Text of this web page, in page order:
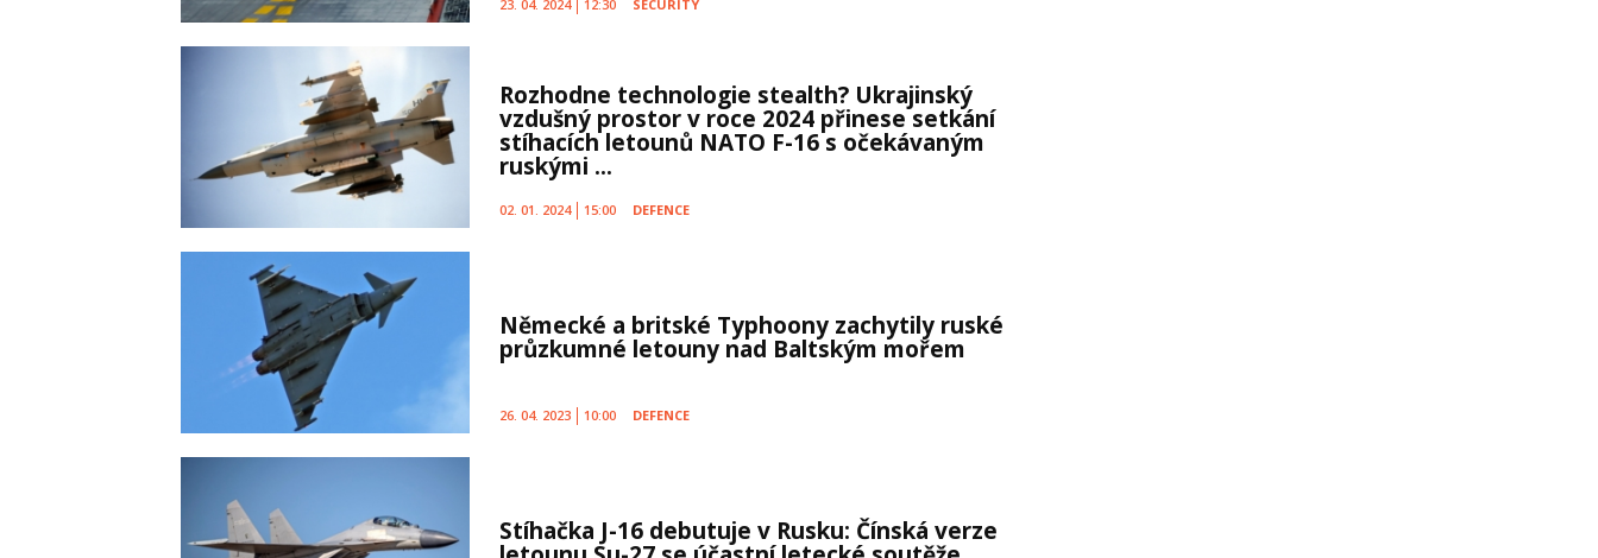
23. 04. 2024 12:30 SECURITY
Rozhodne technologie stealth? Ukrajinský
vzdušný prostor v roce 2024 přinese setkání
stíhacích letounů NATO F-16 s očekávaným
ruskými ...
02. 01. 2024 15:00 DEFENCE
Německé a britské Typhoony zachytily ruské
průzkumné letouny nad Baltským mořem
26. 04. 2023 10:00 DEFENCE
Stíhačka J-16 debutuje v Rusku: Čínská verze